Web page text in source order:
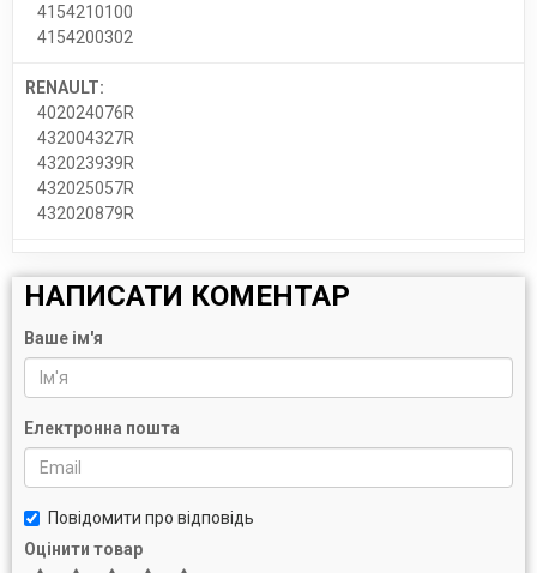
4154210100
4154200302
RENAULT:
402024076R
432004327R
432023939R
432025057R
432020879R
НАПИСАТИ КОМЕНТАР
Ваше ім'я
Електронна пошта
Повідомити про відповідь
Оцінити товар